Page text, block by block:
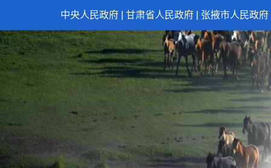
中央人民政府 甘肃省人民政府 张掖市人民政府